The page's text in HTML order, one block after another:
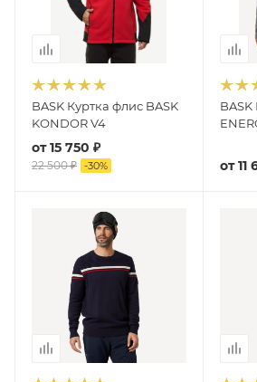
BASK Куртка флис BASK
KONDOR V4
от15 750 ₽
22 500 ₽ -30%
BASK
от11